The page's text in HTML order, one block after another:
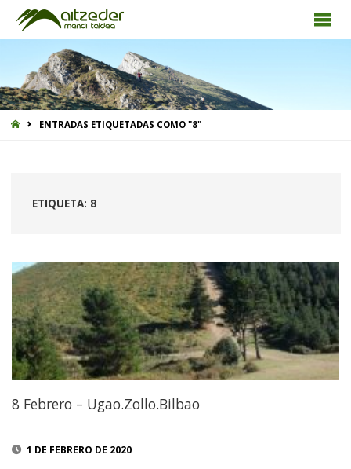
INICIOENTRADAS ETIQUETADAS COMO "8"
ETIQUETA: 8
8 Febrero – Ugao.Zollo.Bilbao
1 DE FEBRERO DE 2020